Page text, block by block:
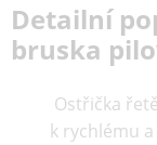
Detailní
bruska
Ostřička
k rychlému